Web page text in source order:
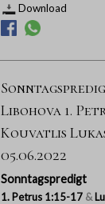
Download
Libohova 1.
Kouvatlis Lukas
05.06.2022
Sonntagspredigt
1. Petrus 1:15-17 &